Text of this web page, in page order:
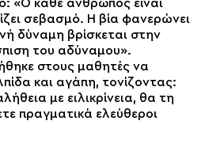
«Ο κάθε άνθρωπος είναι
σεβασμό. Η βία φανερώνει
δύναμη βρίσκεται στην
του αδύναμου».
στους μαθητές να
και αγάπη, τονίζοντας:
με ειλικρίνεια, θα τη
πραγματικά ελεύθεροι